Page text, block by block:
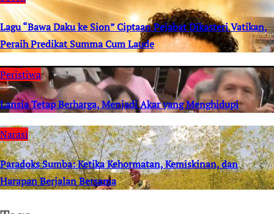
Lagu “Bawa Daku ke Sion” Ciptaan Pejabat Dikasteri Vatikan,
Peraih Predikat Summa Cum Laude
Peristiwa
Lansia Tetap Berharga, Menjadi Akar yang Menghidupi
Narasi
Paradoks Sumba: Ketika Kehormatan, Kemiskinan, dan
Harapan Berjalan Bersama